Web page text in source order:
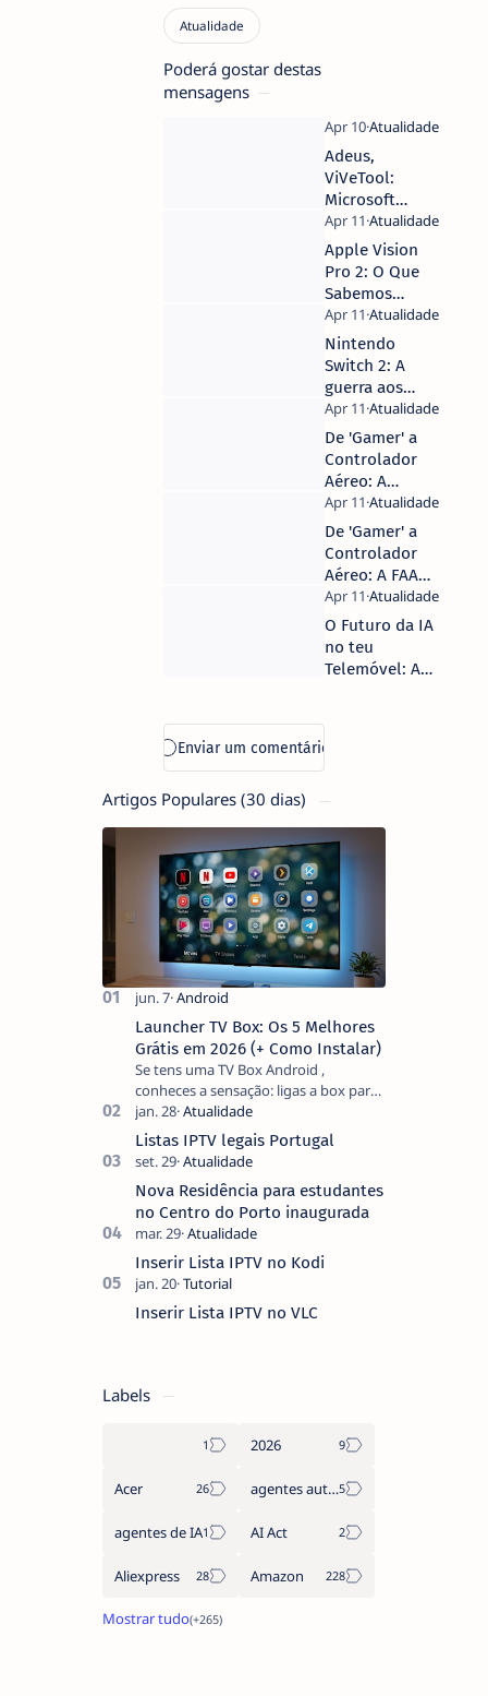
Poderá gostar destas
mensagens
Adeus,
ViVeTool:
Microsoft
facilita o acesso
a
funcionalidades
secretas no
Windows 11
Apple Vision
Pro 2: O Que
Sabemos
Sobre a
Revolução da
Computação
Espacial em
2026
Nintendo
Switch 2: A
guerra aos
acessórios de
terceiros
começou e vai
custar-lhe
dinheiro
De 'Gamer' a
Controlador
Aéreo: A
Aposta
Inovadora da
FAA para
Combater a
Escassez de
De 'Gamer' a
Controlador
Aéreo: A FAA
aposta nos
videojogos
para resolver
crise no setor
O Futuro da IA
no teu
Telemóvel: As
Artigos Populares (30 dias)
Launcher TV Box: Os 5 Melhores
Grátis em 2026 (+ Como Instalar)
Se tens uma TV Box Android ,
conheces a sensação: ligas a box para
ver um filme e o ecrã inicial está
coberto de sugestões que não
pediste, ban…
Listas IPTV legais Portugal
Nova Residência para estudantes
no Centro do Porto inaugurada
Inserir Lista IPTV no Kodi
Inserir Lista IPTV no VLC
Labels
2026
Acer agentes autónomos
agentes de IA AI Act
Aliexpress Amazon